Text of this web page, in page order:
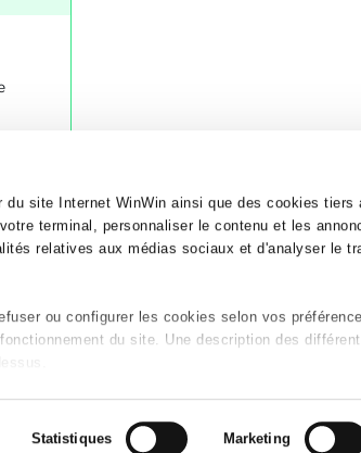
du site Internet WinWin ainsi que des cookies tiers
terminal, personnaliser le contenu et les
relatives aux médias sociaux et d'analyser le
ou configurer les cookies selon vos
du site. Une description des
vidéo, personnalisation de l’affichage du site)
Statistiques Marketing